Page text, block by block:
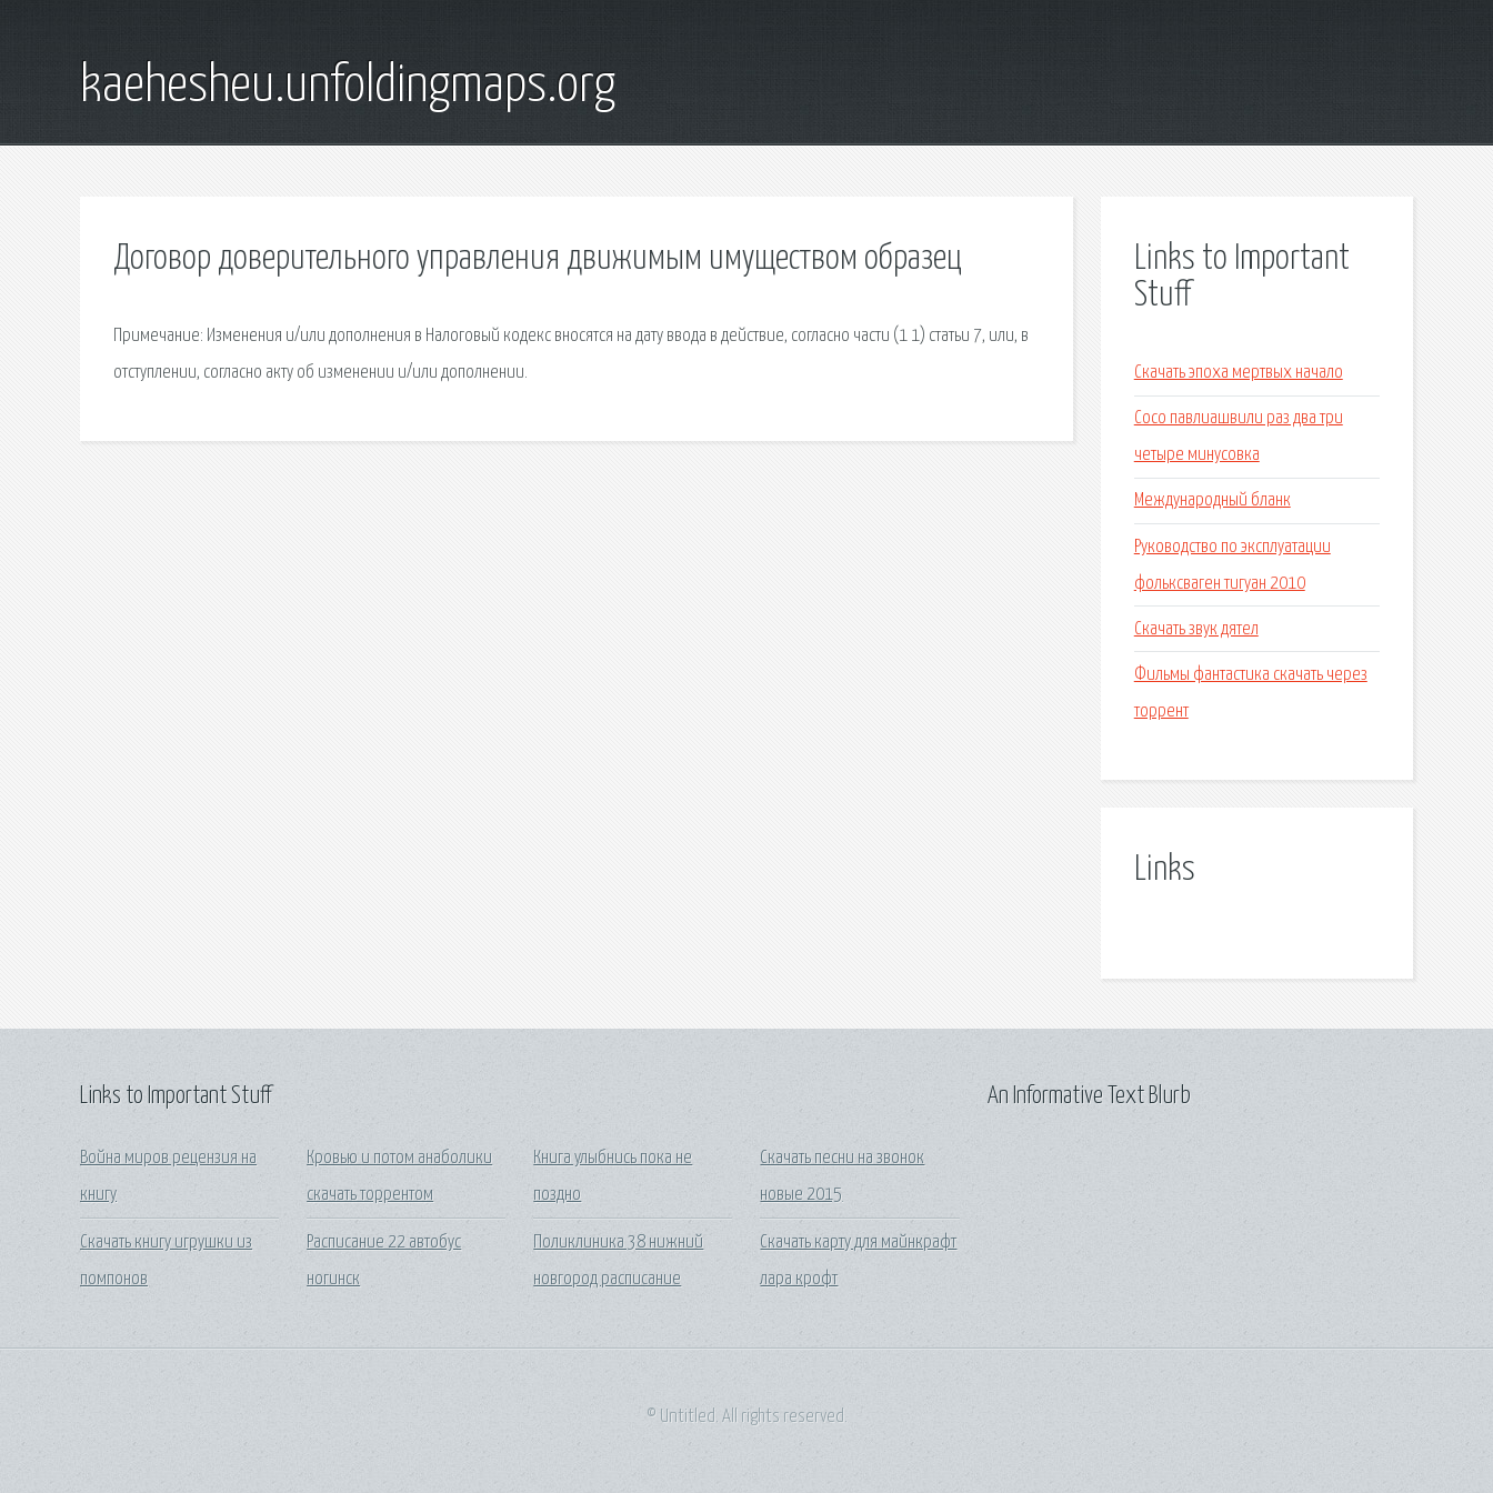
kaehesheu.unfoldingmaps.org
Договор доверительного управления движимым имуществом образец
Примечание: Изменения и/или дополнения в Налоговый кодекс вносятся на дату ввода в действие, согласно части (1 1) статьи 7, или, в
отступлении, согласно акту об изменении и/или дополнении.
Links to Important
Stuff
Скачать эпоха мертвых начало
Сосо павлиашвили раз два три
четыре минусовка
Международный бланк
Руководство по эксплуатации
фольксваген тигуан 2010
Скачать звук дятел
Фильмы фантастика скачать через
торрент
Links
Links to Important Stuff
Война миров рецензия на
книгу
Скачать книгу игрушки из
помпонов
Кровью и потом анаболики
скачать торрентом
Расписание 22 автобус
ногинск
Книга улыбнись пока не
поздно
Поликлиника 38 нижний
новгород расписание
Скачать песни на звонок
новые 2015
Скачать карту для майнкрафт
лара крофт
An Informative Text Blurb
© Untitled. All rights reserved.